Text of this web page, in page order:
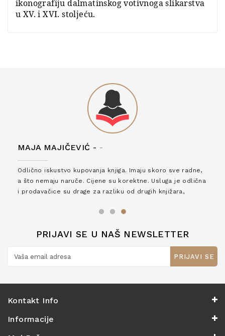
ikonografiju dalmatinskog votivnoga slikarstva
u XV. i XVI. stoljeću.
MAJA MAJIČEVIĆ - -
Odlično iskustvo kupovanja knjiga. Imaju skoro sve radne,
a što nemaju naruče. Cijene su korektne. Usluga je odlična
i prodavačice su drage za razliku od drugih knjižara,
PRIJAVI SE U NAŠ NEWSLETTER
PRIJAVI SE
Kontakt Info
Informacije